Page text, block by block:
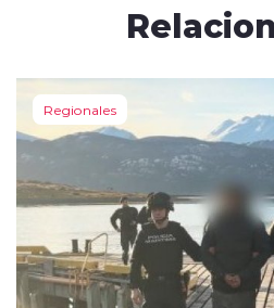
Regionales